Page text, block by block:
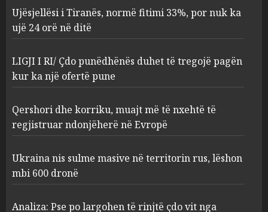
2
duhet të tregojë pagën kur ka
më të nxehtë të regjistruar
ndonjëherë në Evropë
AUGUST 10, 2026
territorin rus, lëshon mbi 600
Ujësjellësi i Tiranës, normë fitimi 33%, por nuk ka
ujë 24 orë në ditë
LIGJI I RI/ Çdo punëdhënës duhet të tregojë pagën
kur ka një ofertë pune
Qershori dhe korriku, muajt më të nxehtë të
regjistruar ndonjëherë në Evropë
Ukraina nis sulme masive në territorin rus, lëshon
mbi 600 dronë
Analiza: Pse po largohen të rinjtë çdo vit nga